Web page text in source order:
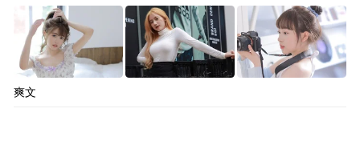
爽文